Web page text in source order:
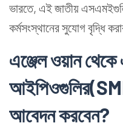
ভারতে, এই জাতীয়
কর্মসংস্থানের সুযোগ বৃদ্ধি
এঞ্জেল ওয়ান
আবেদন করবেন?